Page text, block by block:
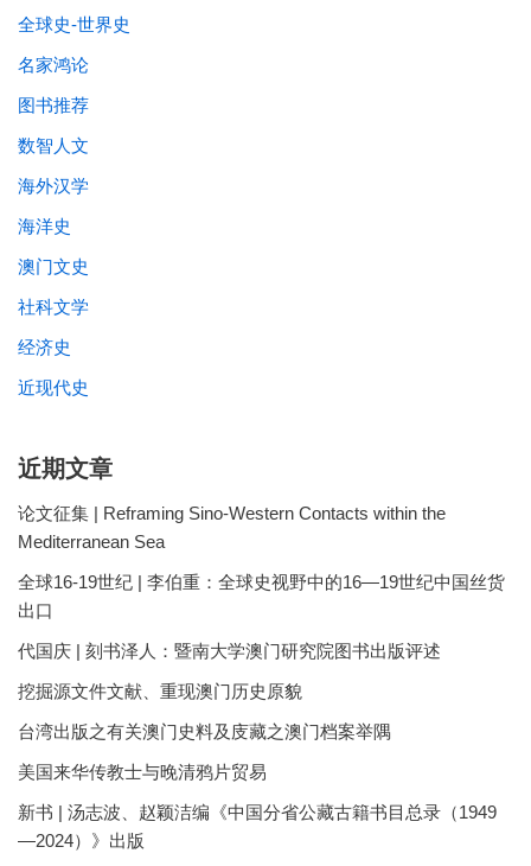
全球史-世界史
名家鸿论
图书推荐
数智人文
海外汉学
海洋史
澳门文史
社科文学
经济史
近现代史
近期文章
论文征集 | Reframing Sino-Western Contacts within the
Mediterranean Sea
全球16-19世纪 | 李伯重：全球史视野中的16—19世纪中国丝货
出口
代国庆 | 刻书泽人：暨南大学澳门研究院图书出版评述
挖掘源文件文献、重现澳门历史原貌
台湾出版之有关澳门史料及庋藏之澳门档案举隅
美国来华传教士与晚清鸦片贸易
新书 | 汤志波、赵颖洁编《中国分省公藏古籍书目总录（1949
—2024）》出版